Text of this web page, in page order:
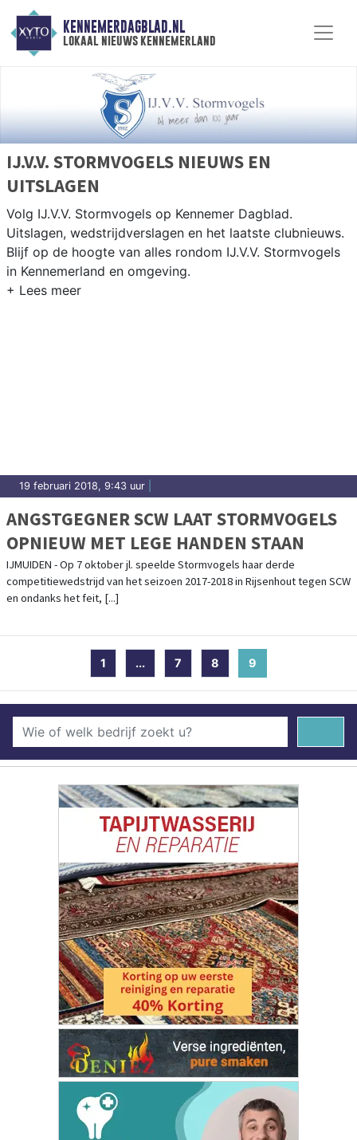
KENNEMERDAGBLAD.NL
lokaal nieuws kennemerland
IJ.V.V. STORMVOGELS NIEUWS EN
UITSLAGEN
Volg IJ.V.V. Stormvogels op Kennemer Dagblad.
Uitslagen, wedstrijdverslagen en het laatste clubnieuws.
Blijf op de hoogte van alles rondom IJ.V.V. Stormvogels
in Kennemerland en omgeving.
19 februari 2018, 9:43 uur
ANGSTGEGNER SCW LAAT STORMVOGELS
OPNIEUW MET LEGE HANDEN STAAN
IJMUIDEN - Op 7 oktober jl. speelde Stormvogels haar derde
competitiewedstrijd van het seizoen 2017-2018 in Rijsenhout tegen SCW
en ondanks het feit, [...]
1 ... 7 8 9